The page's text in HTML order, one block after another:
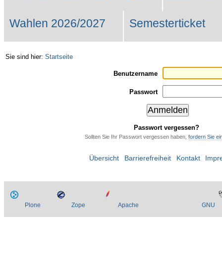
Wahlen 2026/2027 Semesterticket
Sie sind hier: Startseite
Benutzername
Passwort
Passwort vergessen?
Sollten Sie Ihr Passwort vergessen haben, fordern Sie
Übersicht Barrierefreiheit Kontakt
Plone Zope Apache GNU